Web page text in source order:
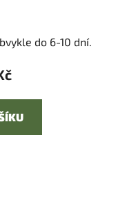
do 6-10 dní.